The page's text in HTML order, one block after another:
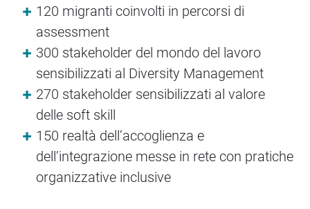
120 migranti coinvolti in percorsi di
assessment
300 stakeholder del mondo del lavoro
sensibilizzati al Diversity Management
270 stakeholder sensibilizzati al valore
delle soft skill
150 realtà dell’accoglienza e
dell’integrazione messe in rete con pratiche
organizzative inclusive